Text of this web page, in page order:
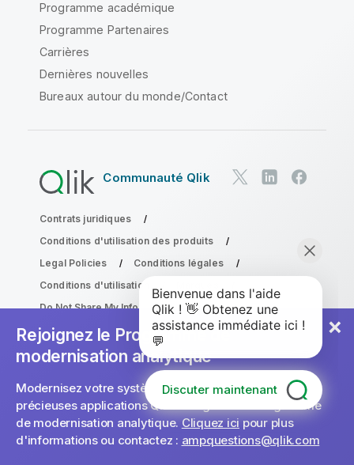
Discuter maintenant
Programme académique
Programme Partenaires
Carrières
Dernières nouvelles
Bureaux autour du monde/Contact
Communauté Qlik
Contrats juridiques
Conditions d'utilisation des produits
Legal Policies
Conditions légales
Conditions d'utilisation
Do Not Share My Info
Copyright © 1993-2026 QlikTech International AB. Tous
droits réservés.
Rejoignez le Programme de
modernisation analytique
Modernisez votre système sans compromettre vos
précieuses applications QlikView grâce au Programme
de modernisation analytique. Cliquez ici pour plus
d'informations ou contactez : ampquestions@qlik.com